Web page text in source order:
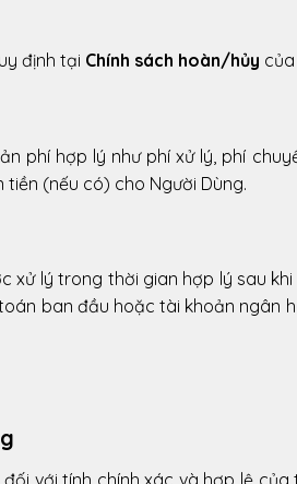
định tại Chính sách hoàn/hủy của
phí hợp lý như phí xử lý, phí
(nếu có) cho Người Dùng.
xử lý trong thời gian hợp lý sau
ban đầu hoặc tài khoản ngân